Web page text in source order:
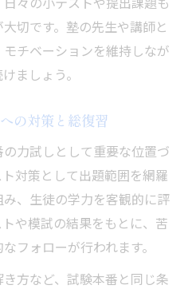
切です。塾の先生や講師と
チベーションを維持しなが
ましょう。
の対策と総復習
力試しとして重要な位置づ
対策として出題範囲を網羅
、生徒の学力を客観的に評
や模試の結果をもとに、苦
フォローが行われます。
方など、試験本番と同じ条